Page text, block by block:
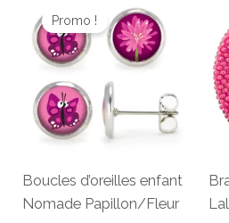
Promo !
Boucles d’oreilles enfant
Nomade Papillon/Fleur
prix
initial
était :
15,00 €.
prix
actuel
est :
14,00 €.